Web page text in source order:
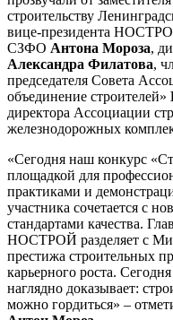
строительству
вице-президента
СЗФО Антона Мороза,
Александра Филатова,
председателя Совета
объединение строителей»
директора Ассоциации
железнодорожных
«Сегодня наш конкурс
площадкой для
практиками и
участника сочетается с
стандартами качества.
НОСТРОЙ разделяет с
престижа строительных
карьерного роста.
наглядно доказывает:
можно гордиться» –